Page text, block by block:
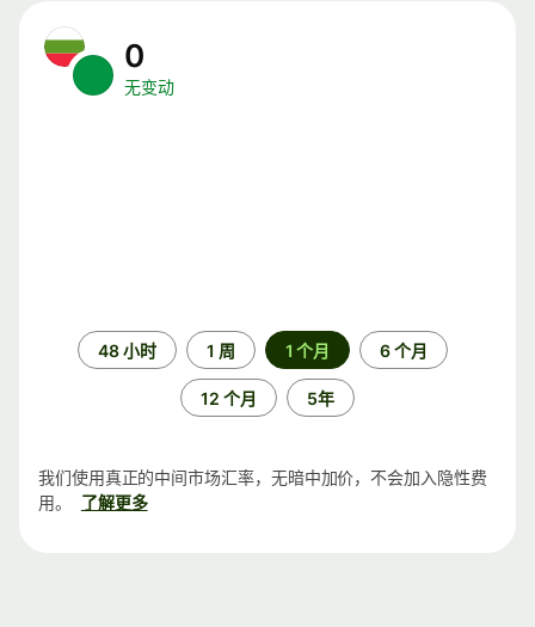
0
无变动
48 小时 1 周 1 个月 6 个月
12 个月 5年
我们使用真正的中间市场汇率，无暗中加价，不会加入隐性费
用。
了解更多